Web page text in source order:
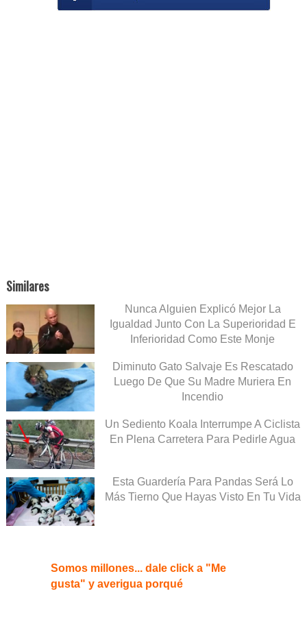
Similares
Nunca Alguien Explicó Mejor La
Igualdad Junto Con La Superioridad E
Inferioridad Como Este Monje
Diminuto Gato Salvaje Es Rescatado
Luego De Que Su Madre Muriera En
Incendio
Un Sediento Koala Interrumpe A Ciclista
En Plena Carretera Para Pedirle Agua
Esta Guardería Para Pandas Será Lo
Más Tierno Que Hayas Visto En Tu Vida
Somos millones... dale click a "Me
gusta" y averigua porqué